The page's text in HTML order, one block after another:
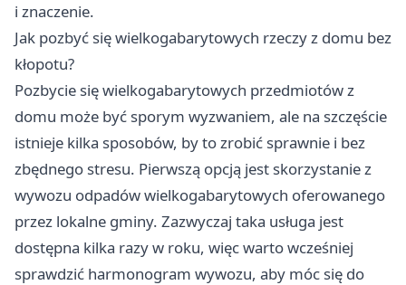
i znaczenie.
Jak pozbyć się wielkogabarytowych rzeczy z domu bez
kłopotu?
Pozbycie się wielkogabarytowych przedmiotów z
domu może być sporym wyzwaniem, ale na szczęście
istnieje kilka sposobów, by to zrobić sprawnie i bez
zbędnego stresu. Pierwszą opcją jest skorzystanie z
wywozu odpadów wielkogabarytowych oferowanego
przez lokalne gminy. Zazwyczaj taka usługa jest
dostępna kilka razy w roku, więc warto wcześniej
sprawdzić harmonogram wywozu, aby móc się do